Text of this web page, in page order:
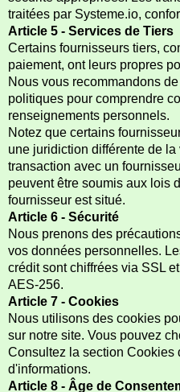
traitées par Systeme.io,
Article 5 - Services de Tiers
Certains fournisseurs tiers,
paiement, ont leurs propres
Nous vous recommandons
politiques pour comprendre
renseignements personnels.
Notez que certains
une juridiction différente de
transaction avec un
peuvent être soumis aux lois
fournisseur est situé.
Article 6 - Sécurité
Nous prenons des
vos données personnelles.
crédit sont chiffrées via SSL
AES-256.
Article 7 - Cookies
Nous utilisons des cookies
sur notre site. Vous pouvez
Consultez la section Cookies
d'informations.
Article 8 - Âge de